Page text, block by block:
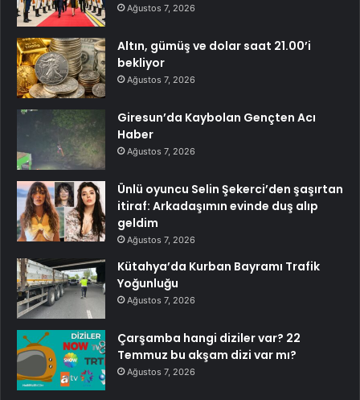
Ağustos 7, 2026
Altın, gümüş ve dolar saat 21.00’i
bekliyor
Ağustos 7, 2026
Giresun’da Kaybolan Gençten Acı
Haber
Ağustos 7, 2026
Ünlü oyuncu Selin Şekerci’den şaşırtan
itiraf: Arkadaşımın evinde duş alıp
geldim
Ağustos 7, 2026
Kütahya’da Kurban Bayramı Trafik
Yoğunluğu
Ağustos 7, 2026
Çarşamba hangi diziler var? 22
Temmuz bu akşam dizi var mı?
Ağustos 7, 2026